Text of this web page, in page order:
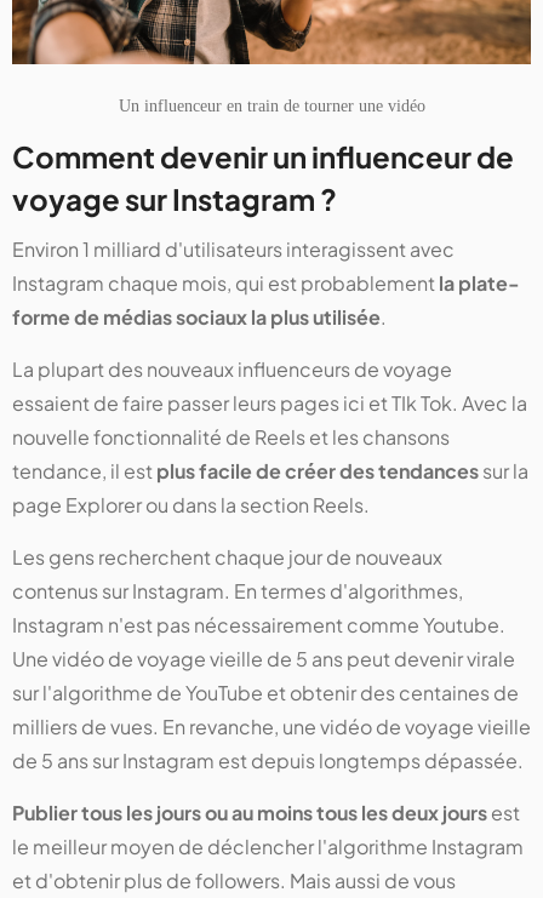
Un influenceur en train de tourner une vidéo
Comment devenir un influenceur de
voyage sur Instagram ?
Environ 1 milliard d'utilisateurs interagissent avec
Instagram chaque mois, qui est probablement la plate-
forme de médias sociaux la plus utilisée.
La plupart des nouveaux influenceurs de voyage
essaient de faire passer leurs pages ici et TIk Tok. Avec la
nouvelle fonctionnalité de Reels et les chansons
tendance, il est plus facile de créer des tendancessur la
page Explorer ou dans la section Reels.
Les gens recherchent chaque jour de nouveaux
contenus sur Instagram. En termes d'algorithmes,
Instagram n'est pas nécessairement comme Youtube.
Une vidéo de voyage vieille de 5 ans peut devenir virale
sur l'algorithme de YouTube et obtenir des centaines de
milliers de vues. En revanche, une vidéo de voyage vieille
de 5 ans sur Instagram est depuis longtemps dépassée.
Publier tous les jours ou au moins tous les deux joursest
le meilleur moyen de déclencher l'algorithme Instagram
et d'obtenir plus de followers. Mais aussi de vous